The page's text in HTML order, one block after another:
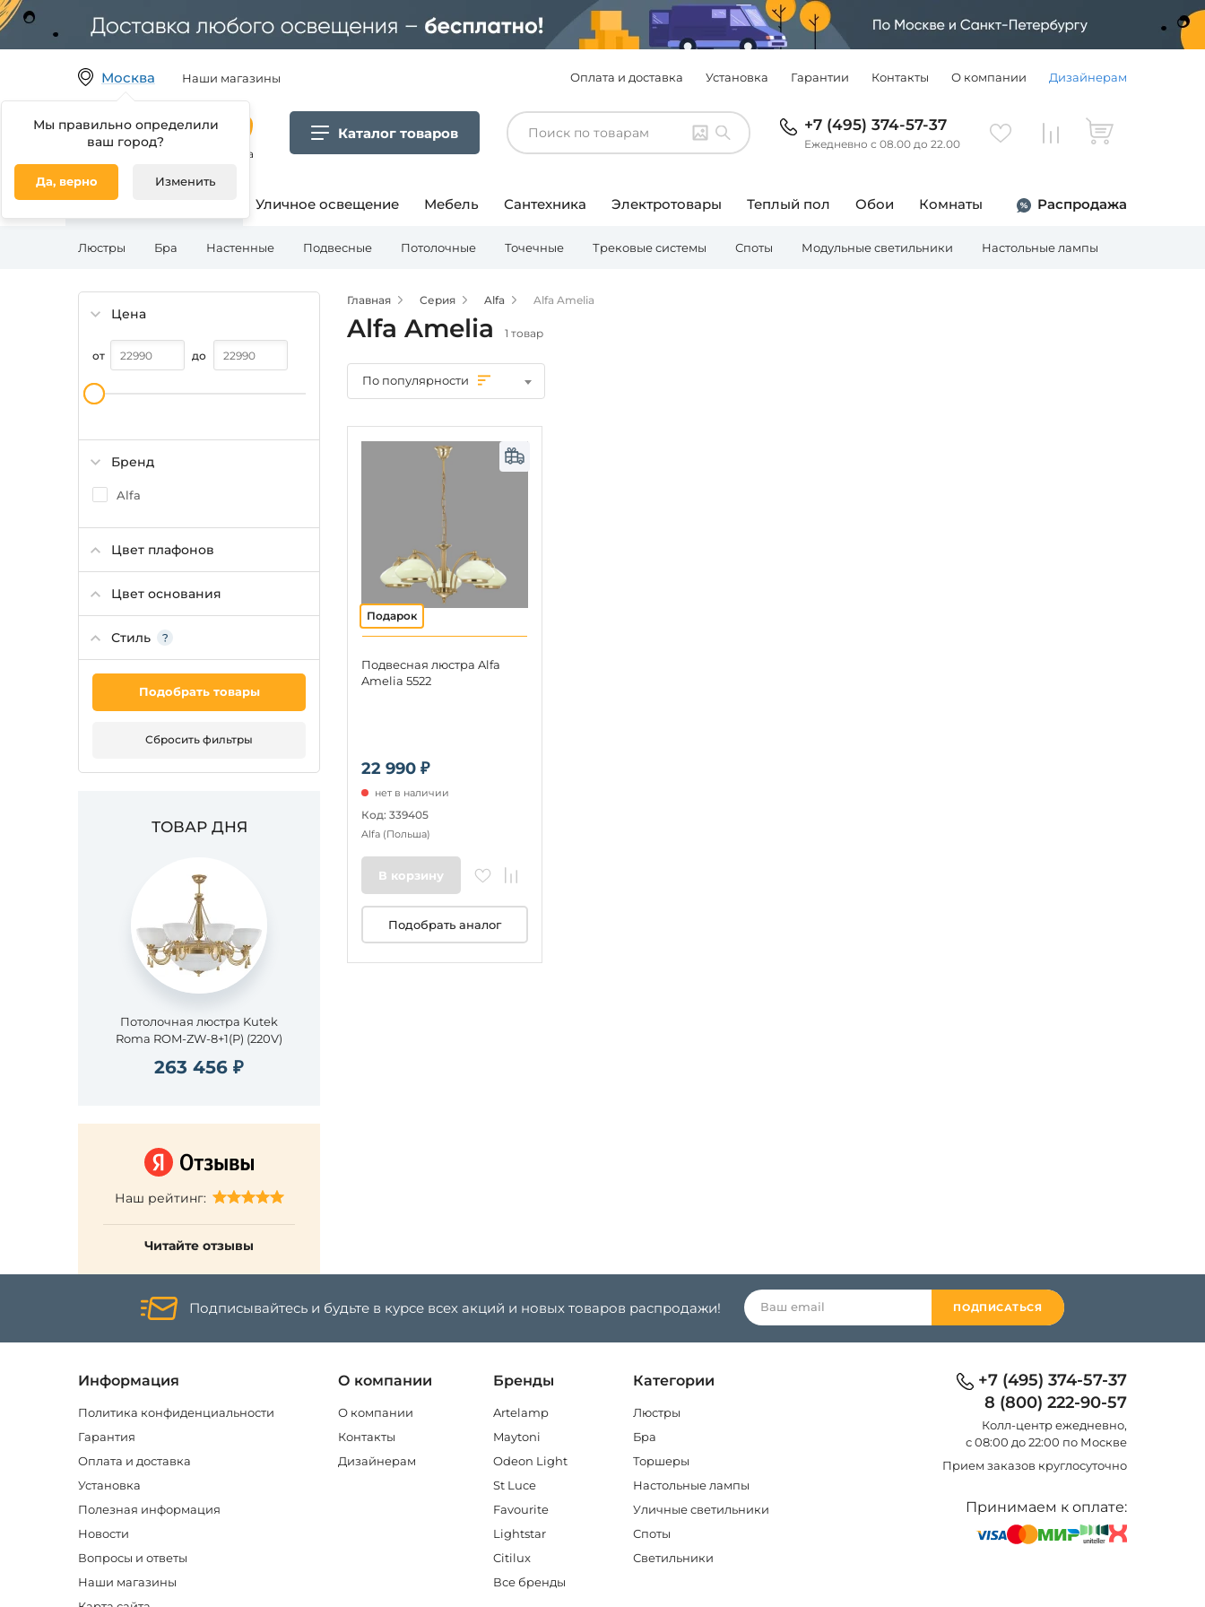
Москва
Мы правильно определили
ваш город?
Да, верно Изменить
Наши магазины Оплата и доставка Установка Гарантии Контакты О компании Дизайнерам
Гипермаркет товаров для дома
Каталог товаров +7 (495) 374-57-37
Ежедневно с 08.00 до 22.00
Освещение для дома Уличное освещение Мебель Сантехника Электротовары Теплый пол Обои Комнаты Распродажа
Люстры Бра Настенные Подвесные Потолочные Точечные Трековые системы Споты Модульные светильники Настольные лампы
Цена
от до
Бренд
Alfa
Цвет плафонов
Цвет основания
Стиль
Подобрать товары
Сбросить фильтры
ТОВАР ДНЯ
Потолочная люстра Kutek
Roma ROM-ZW-8+1(P) (220V)
263 456 ₽
Наш рейтинг:
Читайте отзывы
Главная Серия Alfa Alfa Amelia
Alfa Amelia 1 товар
По популярности
22 990 ₽
Подвесная люстра Alfa
Amelia 5522
нет в наличии
Код: 339405
Alfa (Польша)
В корзину
Подобрать аналог
Подписывайтесь и будьте в курсе всех акций и новых товаров распродажи! ПОДПИСАТЬСЯ
Информация
Политика конфиденциальности
Гарантия
Оплата и доставка
Установка
Полезная информация
Новости
Вопросы и ответы
Наши магазины
О компании
О компании
Контакты
Дизайнерам
Бренды
Artelamp
Maytoni
Odeon Light
St Luce
Favourite
Lightstar
Citilux
Все бренды
Категории
Люстры
Бра
Торшеры
Настольные лампы
Уличные светильники
Споты
Светильники
+7 (495) 374-57-37
8 (800) 222-90-57
Колл-центр eжедневно,
с 08:00 до 22:00 по Москве
Прием заказов круглосуточно
Принимаем к оплате: